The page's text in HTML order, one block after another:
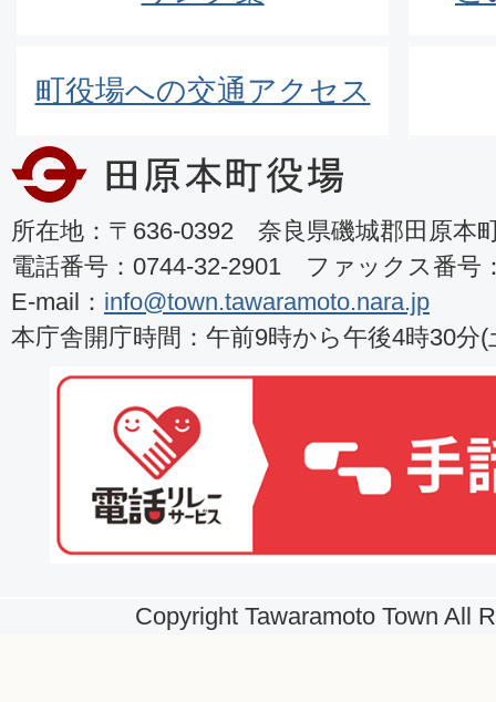
町役場への交通アクセス
所在地：〒636-0392 奈良県磯城郡田原本
電話番号：0744-32-2901 ファックス番号
E-mail： info@town.tawaramoto.nara.jp
本庁舎開庁時間：午前9時から午後4時30分
Copyright Tawaramoto Town All